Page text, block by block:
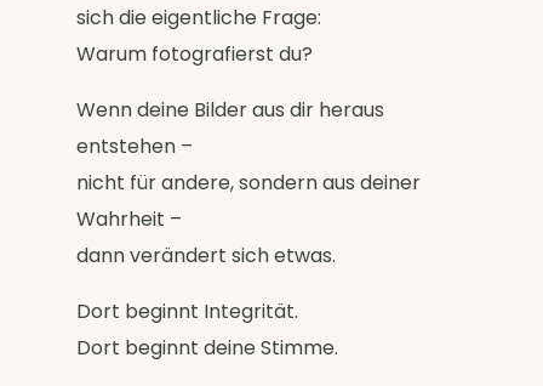
sich die eigentliche Frage:
Warum fotografierst du?
Wenn deine Bilder aus dir heraus
entstehen –
nicht für andere, sondern aus deiner
Wahrheit –
dann verändert sich etwas.
Dort beginnt Integrität.
Dort beginnt deine Stimme.